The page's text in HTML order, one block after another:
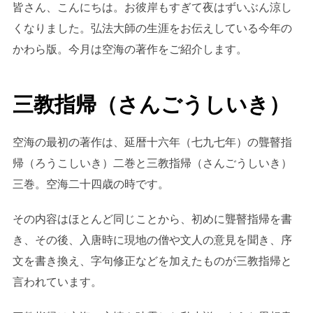
皆さん、こんにちは。お彼岸もすぎて夜はずいぶん涼し
くなりました。弘法大師の生涯をお伝えしている今年の
かわら版。今月は空海の著作をご紹介します。
三教指帰（さんごうしいき）
空海の最初の著作は、延暦十六年（七九七年）の聾瞽指
帰（ろうこしいき）二巻と三教指帰（さんごうしいき）
三巻。空海二十四歳の時です。
その内容はほとんど同じことから、初めに聾瞽指帰を書
き、その後、入唐時に現地の僧や文人の意見を聞き、序
文を書き換え、字句修正などを加えたものが三教指帰と
言われています。